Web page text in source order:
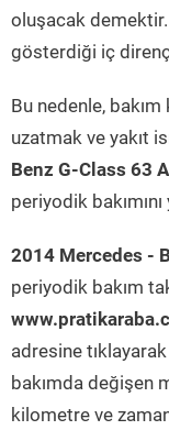
oluşacak demektir.
gösterdiği iç
Bu nedenle,
uzatmak ve yakıt
Benz G-Class 63
periyodik
2014 Mercedes -
periyodik bakım
adresine
bakımda değişen
kilometre ve